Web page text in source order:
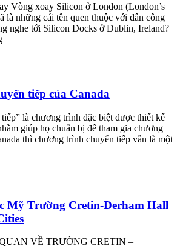
Vòng xoay Silicon ở London (London’s
là những cái tên quen thuộc với dân công
nghe tới Silicon Docks ở Dublin, Ireland?
tiếp của Canada
là chương trình đặc biệt được thiết kế
giúp họ chuẩn bị để tham gia chương
thì chương trình chuyển tiếp vẫn là một
Mỹ Trường Cretin-Derham Hall
VỀ TRƯỜNG CRETIN –